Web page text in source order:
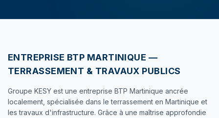
ENTREPRISE BTP MARTINIQUE —
TERRASSEMENT & TRAVAUX PUBLICS
Groupe KESY est une entreprise BTP Martinique ancrée
localement, spécialisée dans le terrassement en Martinique et
les travaux d'infrastructure. Grâce à une maîtrise approfondie